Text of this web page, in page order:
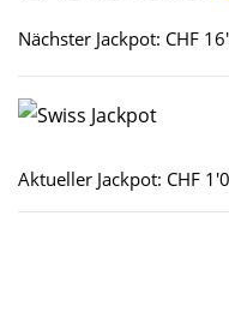
Nächster Jackpot: CHF
Aktueller Jackpot: CHF